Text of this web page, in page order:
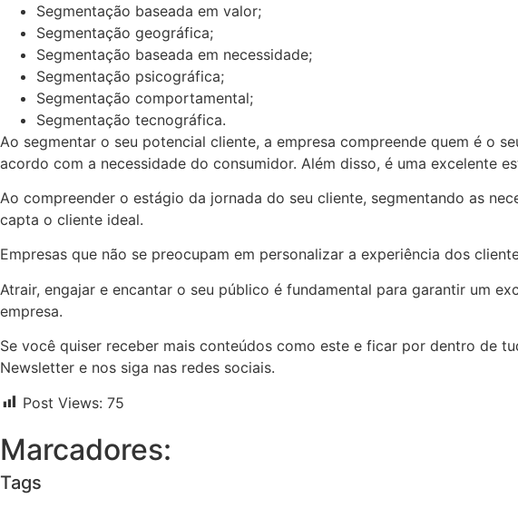
Segmentação baseada em valor;
Segmentação geográfica;
Segmentação baseada em necessidade;
Segmentação psicográfica;
Segmentação comportamental;
Segmentação tecnográfica.
Ao segmentar o seu potencial cliente, a empresa compreende quem é o
acordo com a necessidade do consumidor. Além disso, é uma excelente
Ao compreender o estágio da jornada do seu cliente, segmentando as
capta o cliente ideal.
Empresas que não se preocupam em personalizar a experiência dos
Atrair, engajar e encantar o seu público é fundamental para garantir um
empresa.
Se você quiser receber mais conteúdos como este e ficar por dentro de
Newsletter e nos siga nas redes sociais.
Post Views: 75
Marcadores:
Tags